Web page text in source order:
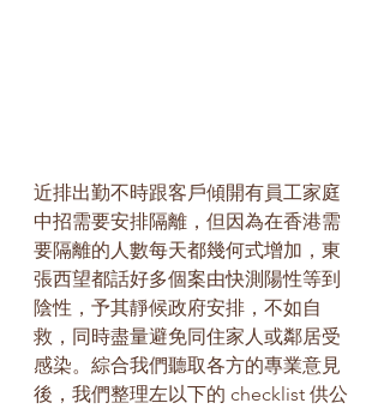
近排出勤不時跟客戶傾開有員工家庭
中招需要安排隔離，但因為在香港需
要隔離的人數每天都幾何式增加，東
張西望都話好多個案由快測陽性等到
陰性，予其靜候政府安排，不如自
救，同時盡量避免同住家人或鄰居受
感染。綜合我們聽取各方的專業意見
後，我們整理左以下的 checklist 供公